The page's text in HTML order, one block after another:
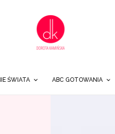
ŚWIATA ABC GOTOWANIA